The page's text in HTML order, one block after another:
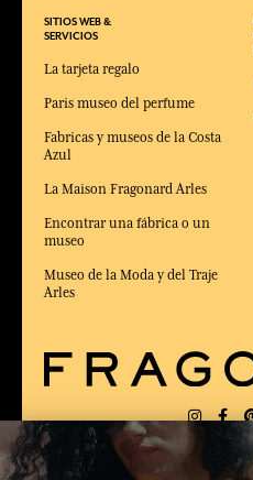
SITIOS WEB &
SERVICIOS
La tarjeta regalo
Paris museo del perfume
Fabricas y museos de la Costa
Azul
La Maison Fragonard Arles
Encontrar una fábrica o un
museo
Museo de la Moda y del Traje
Arles